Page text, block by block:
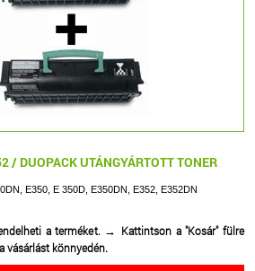
DUOPACK UTÁNGYÁRTOTT TONER
E350, E 350D, E350DN, E352, E352DN
a terméket. → Kattintson a "Kosár" fülre
vásárlást könnyedén.